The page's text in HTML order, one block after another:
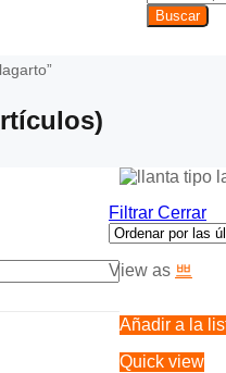
Buscar
Filtrar Cerrar
View as
Añadir a la
Quick view